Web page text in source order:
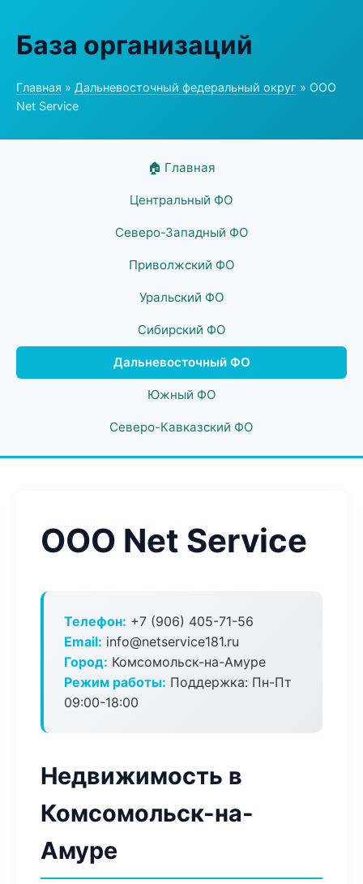
База организаций
Главная » Дальневосточный федеральный округ » ООО
Net Service
🏠 Главная
Центральный ФО
Северо-Западный ФО
Приволжский ФО
Уральский ФО
Сибирский ФО
Дальневосточный ФО
Южный ФО
Северо-Кавказский ФО
ООО Net Service
Телефон: +7 (906) 405-71-56
Email: info@netservice181.ru
Город: Комсомольск-на-Амуре
Режим работы: Поддержка: Пн-Пт
09:00-18:00
Недвижимость в
Комсомольск-на-
Амуре